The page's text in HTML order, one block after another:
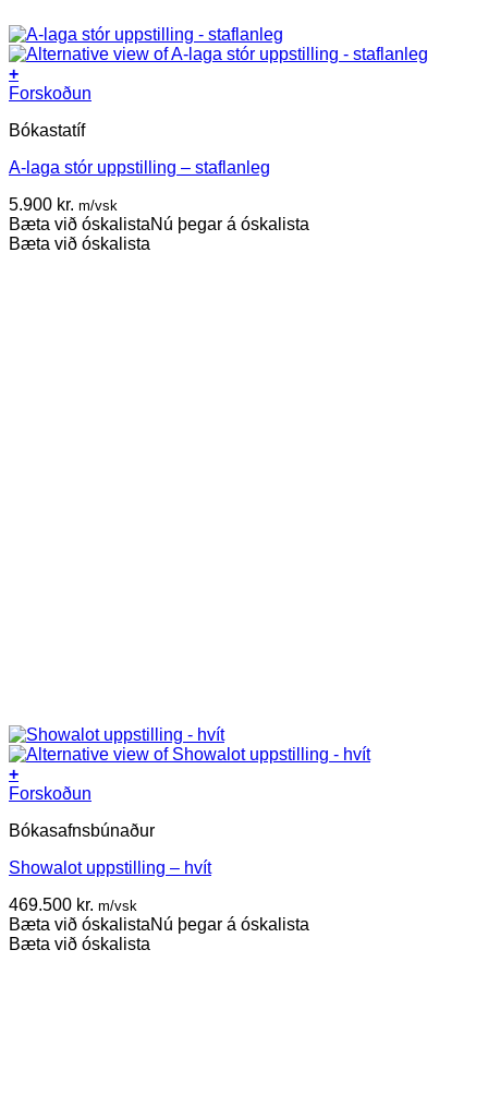
+
Forskoðun
Bókastatíf
A-laga stór uppstilling – staflanleg
5.900 kr. m/vsk
Bæta við óskalistaNú þegar á óskalista
Bæta við óskalista
+
Forskoðun
Bókasafnsbúnaður
Showalot uppstilling – hvít
469.500 kr. m/vsk
Bæta við óskalistaNú þegar á óskalista
Bæta við óskalista